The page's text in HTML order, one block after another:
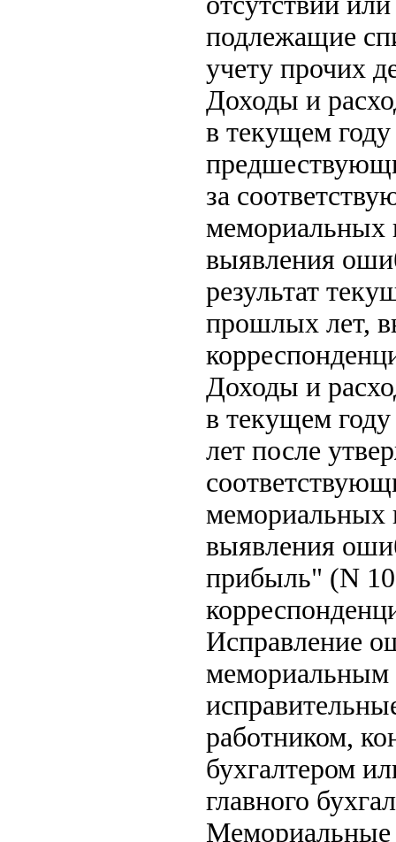
подлежащие
учету прочих
Доходы и
в текущем
за
мемориальных
выявления
результат
прошлых лет,
Доходы и
в текущем
лет после
мемориальных
выявления
прибыль" (N
Исправление
мемориальным
работником,
бухгалтером
главного
Мемориальные